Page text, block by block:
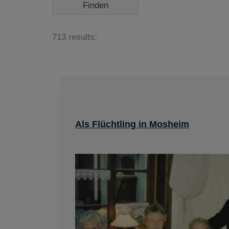
713 results:
Als Flüchtling in Mosheim